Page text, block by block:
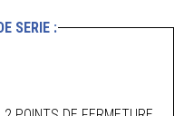
SERIE :